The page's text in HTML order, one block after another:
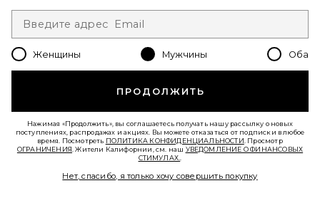
Change Country Regions Preferences
ПОМОГИТЕ НАМ СТАТЬ ЛУЧШЕ!
Пройти краткий опрос о сегодняшнем визите.Вперед!
СЛУЖБА ПОДДЕРЖКИ
© EMINENT, INC. (КОМПАНИЯ REVOLVE GROUP). ВСЕ ПРАВА ЗАЩИЩЕНЫ.
Женщины Мужчины Оба
ПРОДОЛЖИТЬ
Нажимая «Продолжить», вы соглашаетесь получать нашу рассылку о новых
поступлениях, распродажах и акциях. Вы можете отказаться от подписки в любое
время. Посмотреть ПОЛИТИКА КОНФИДЕНЦИАЛЬНОСТИ . Просмотр
ОГРАНИЧЕНИЯ . Жители Калифорнии, см. наш УВЕДОМЛЕНИЕ О ФИНАНСОВЫХ
СТИМУЛАХ.
Нет, спасибо, я только хочу совершить покупку